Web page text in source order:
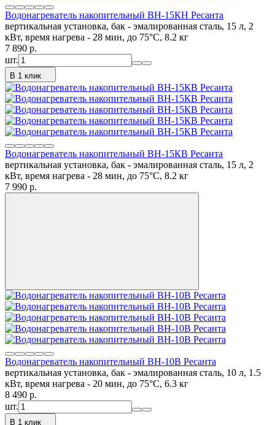
Водонагреватель накопительный ВН-15КН Ресанта
вертикальная установка, бак - эмалированная сталь, 15 л, 2
кВт, время нагрева - 28 мин, до 75°C, 8.2 кг
7 890 p.
шт.
В 1 клик
Водонагреватель накопительный ВН-15КВ Ресанта
вертикальная установка, бак - эмалированная сталь, 15 л, 2
кВт, время нагрева - 28 мин, до 75°C, 8.2 кг
7 990 p.
Водонагреватель накопительный ВН-10В Ресанта
вертикальная установка, бак - эмалированная сталь, 10 л, 1.5
кВт, время нагрева - 20 мин, до 75°C, 6.3 кг
8 490 p.
шт.
В 1 клик